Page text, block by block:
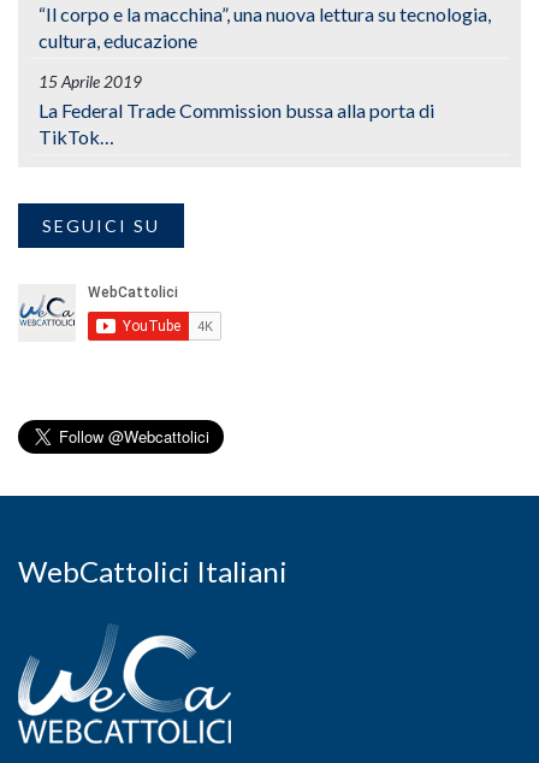
“Il corpo e la macchina”, una nuova lettura su tecnologia,
cultura, educazione
15 Aprile 2019
La Federal Trade Commission bussa alla porta di
TikTok…
SEGUICI SU
WebCattolici Italiani